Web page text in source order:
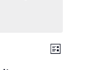
Liste